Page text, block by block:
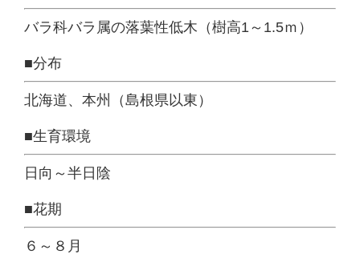
バラ科バラ属の落葉性低木（樹高1～1.5ｍ）
■分布
北海道、本州（島根県以東）
■生育環境
日向～半日陰
■花期
６～８月